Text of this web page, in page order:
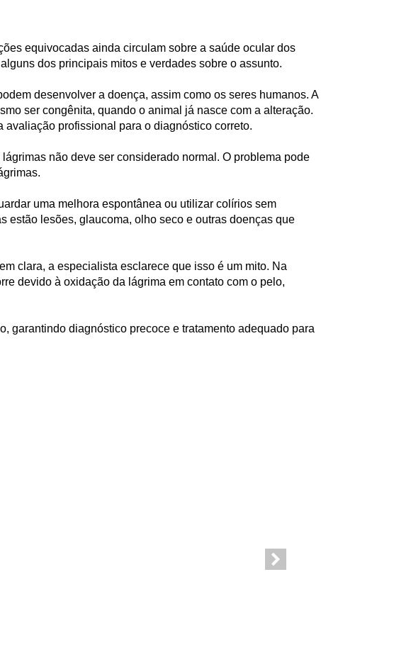
equivocadas ainda circulam sobre a saúde ocular dos
dos principais mitos e verdades sobre o assunto.
desenvolver a doença, assim como os seres humanos. A
ser congênita, quando o animal já nasce com a alteração.
profissional para o diagnóstico correto.
não deve ser considerado normal. O problema pode
uma melhora espontânea ou utilizar colírios sem
estão lesões, glaucoma, olho seco e outras doenças que
clara, a especialista esclarece que isso é um mito. Na
devido à oxidação da lágrima em contato com o pelo,
garantindo diagnóstico precoce e tratamento adequado para